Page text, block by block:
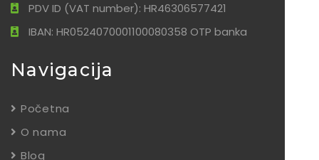
PDV ID (VAT number): HR46306577421
IBAN: HR0524070001100080358 OTP banka
Navigacija
Početna
O nama
Blog